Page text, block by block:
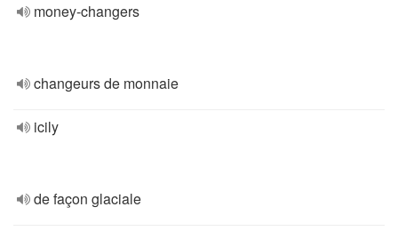
money-changers
changeurs de monnaie
icily
de façon glaciale